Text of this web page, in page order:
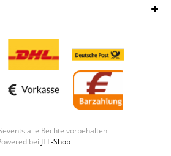
alle Rechte vorbehalten
bei JTL-Shop